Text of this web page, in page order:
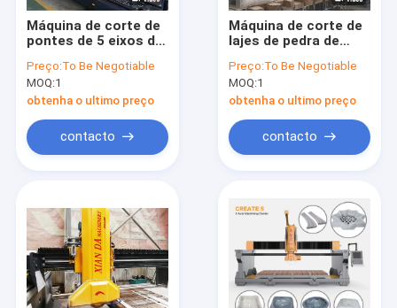
Máquina de corte de
pontes de 5 eixos de
Preço:To Be Negotiable
MOQ:1
obtenha o ultimo preço
contacto
Máquina de corte de
lajes de pedra de
Preço:To Be Negotiable
MOQ:1
obtenha o ultimo preço
contacto